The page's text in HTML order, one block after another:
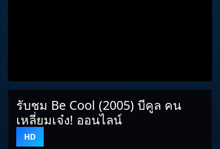
รับชม Be Cool (2005) บีคูล คน
เหลี่ยมเจ๋ง! ออนไลน์
HD